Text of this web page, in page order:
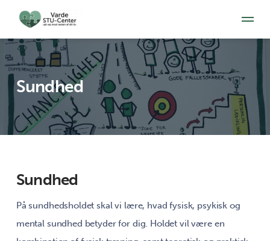
Sundhed
Sundhed
På sundhedsholdet skal vi lære, hvad fysisk, psykisk og
mental sundhed betyder for dig. Holdet vil være en